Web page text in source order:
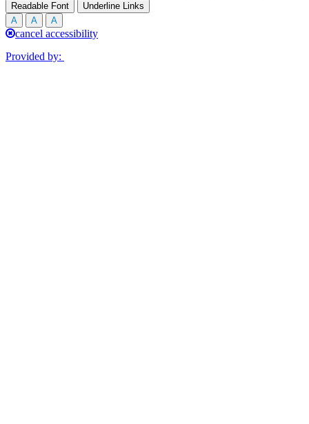
Readable Font
Underline Links
A
A A
cancel accessibility
Provided by: